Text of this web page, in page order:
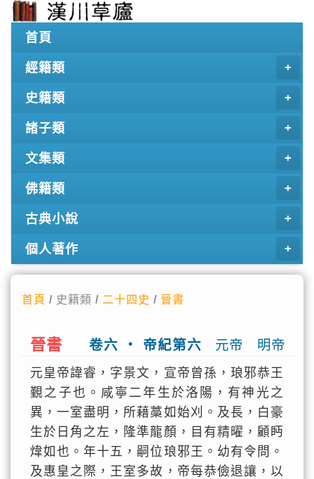
首頁
經籍類
史籍類
諸子類
文集類
佛籍類
古典小說
個人著作
首頁 / 史籍類 / 二十四史 /晉書
晉書 卷六 ‧ 帝紀第六 元帝 明帝
元皇帝諱睿，字景文，宣帝曾孫，琅邪恭王
覲之子也。咸寧二年生於洛陽，有神光之
異，一室盡明，所藉藁如始刈。及長，白豪
生於日角之左，隆準龍顏，目有精曜，顧眄
煒如也。年十五，嗣位琅邪王。幼有令問。
及惠皇之際，王室多故，帝每恭儉退讓，以